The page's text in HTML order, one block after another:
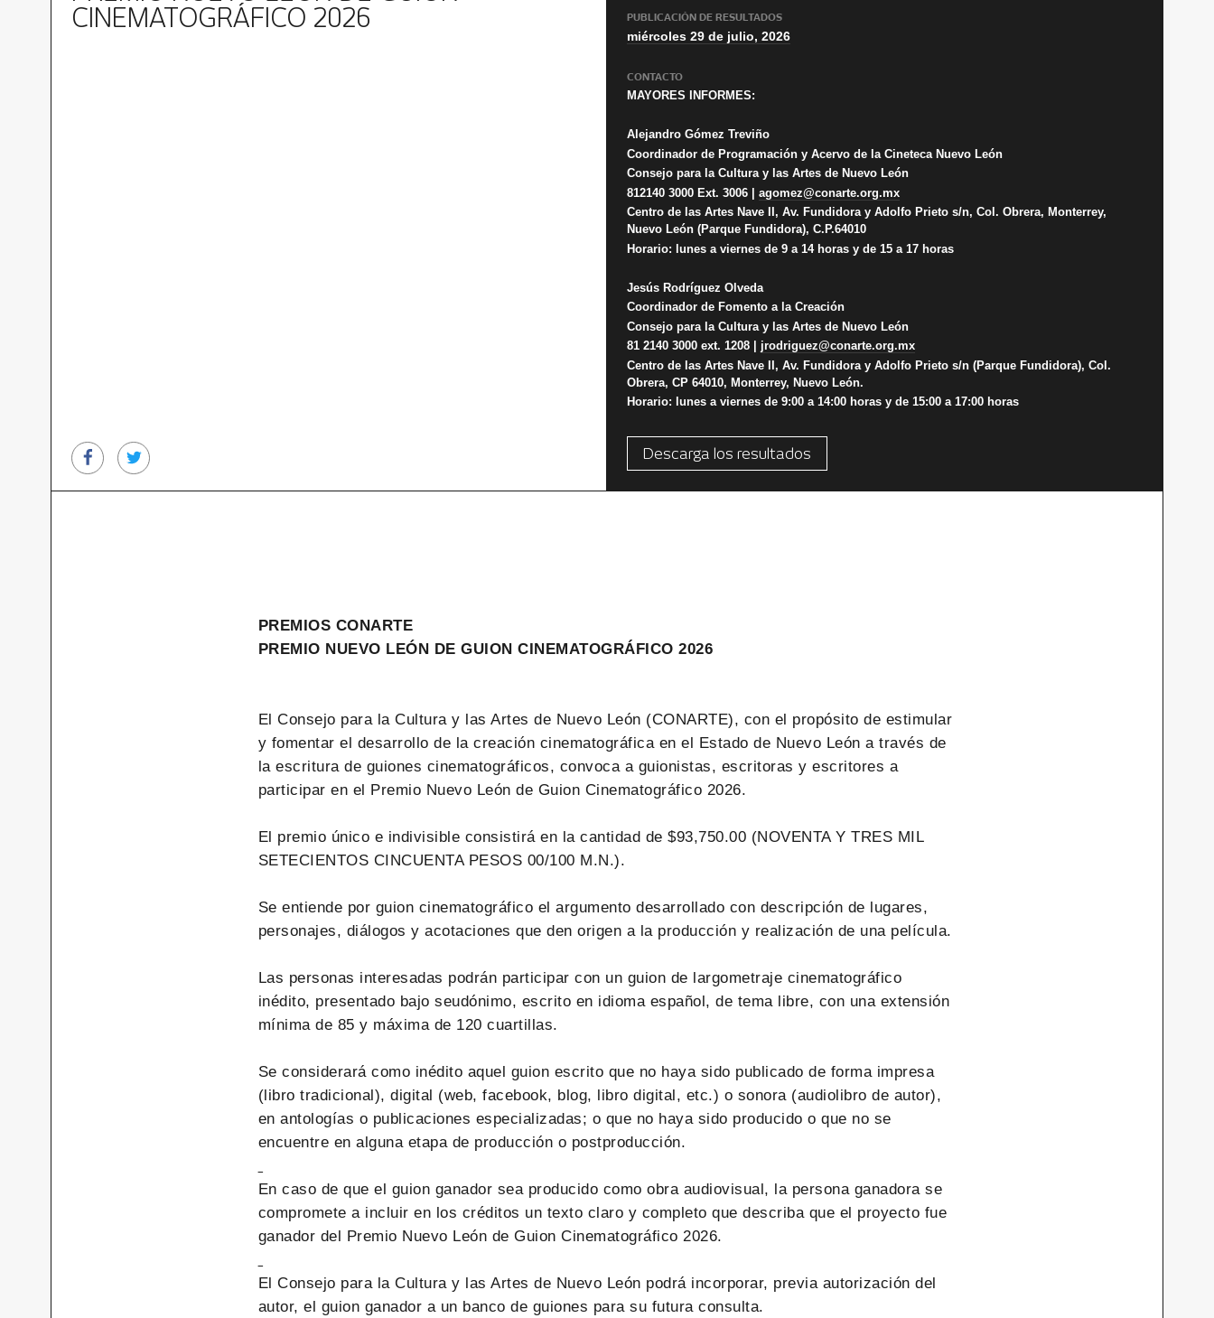
CINEMATOGRÁFICO 2026
PUBLICACIÓN DE RESULTADOS
miércoles 29 de julio, 2026
CONTACTO
MAYORES INFORMES:
Alejandro Gómez Treviño
Coordinador de Programación y Acervo de la Cineteca Nuevo León
Consejo para la Cultura y las Artes de Nuevo León
812140 3000 Ext. 3006 |agomez@conarte.org.mx
Centro de las Artes Nave II, Av. Fundidora y Adolfo Prieto s/n, Col. Obrera, Monterrey,
Nuevo León (Parque Fundidora), C.P.64010
Horario: lunes a viernes de 9 a 14 horas y de 15 a 17 horas
Jesús Rodríguez Olveda
Coordinador de Fomento a la Creación
Consejo para la Cultura y las Artes de Nuevo León
81 2140 3000 ext. 1208 | jrodriguez@conarte.org.mx
Centro de las Artes Nave II, Av. Fundidora y Adolfo Prieto s/n (Parque Fundidora), Col.
Obrera, CP 64010, Monterrey, Nuevo León.
Horario: lunes a viernes de 9:00 a 14:00 horas y de 15:00 a 17:00 horas
Descarga los resultados
PREMIOS CONARTE
PREMIO NUEVO LEÓN DE GUION CINEMATOGRÁFICO 2026
El Consejo para la Cultura y las Artes de Nuevo León (CONARTE), con el propósito de estimular
y fomentar el desarrollo de la creación cinematográfica en el Estado de Nuevo León a través de
la escritura de guiones cinematográficos, convoca a guionistas, escritoras y escritores a
participar en el Premio Nuevo León de Guion Cinematográfico 2026.
El premio único e indivisible consistirá en la cantidad de $93,750.00 (NOVENTA Y TRES MIL
SETECIENTOS CINCUENTA PESOS 00/100 M.N.).
Se entiende por guion cinematográfico el argumento desarrollado con descripción de lugares,
personajes, diálogos y acotaciones que den origen a la producción y realización de una película.
Las personas interesadas podrán participar con un guion de largometraje cinematográfico
inédito, presentado bajo seudónimo, escrito en idioma español, de tema libre, con una extensión
mínima de 85 y máxima de 120 cuartillas.
Se considerará como inédito aquel guion escrito que no haya sido publicado de forma impresa
(libro tradicional), digital (web, facebook, blog, libro digital, etc.) o sonora (audiolibro de autor),
en antologías o publicaciones especializadas; o que no haya sido producido o que no se
encuentre en alguna etapa de producción o postproducción.
En caso de que el guion ganador sea producido como obra audiovisual, la persona ganadora se
compromete a incluir en los créditos un texto claro y completo que describa que el proyecto fue
ganador del Premio Nuevo León de Guion Cinematográfico 2026.
El Consejo para la Cultura y las Artes de Nuevo León podrá incorporar, previa autorización del
autor, el guion ganador a un banco de guiones para su futura consulta.